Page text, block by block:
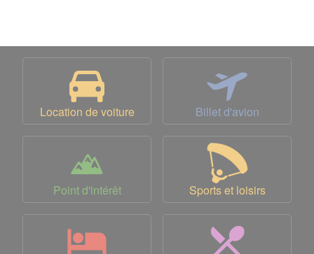
Location de voiture Billet d'avion
Point d'intérêt Sports et loisirs